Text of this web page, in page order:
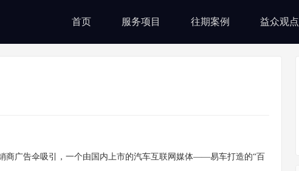
首页 服务项目 往期案例 益众观点
广告伞吸引，一个由国内上市的汽车互联网媒体——易车打造的“百